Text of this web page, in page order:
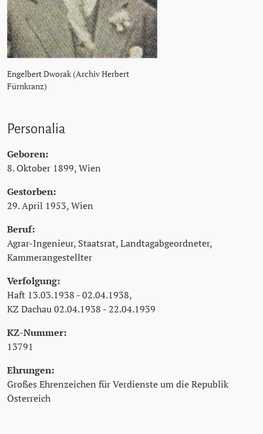
Engelbert Dworak (Archiv Herbert
Fürnkranz)
Personalia
Geboren:
8. Oktober 1899, Wien
Gestorben:
29. April 1953, Wien
Beruf:
Agrar-Ingenieur, Staatsrat, Landtagabgeordneter,
Kammerangestellter
Verfolgung:
Haft 13.03.1938 - 02.04.1938,
KZ Dachau 02.04.1938 - 22.04.1939
KZ-Nummer:
13791
Ehrungen:
Großes Ehrenzeichen für Verdienste um die Republik
Österreich